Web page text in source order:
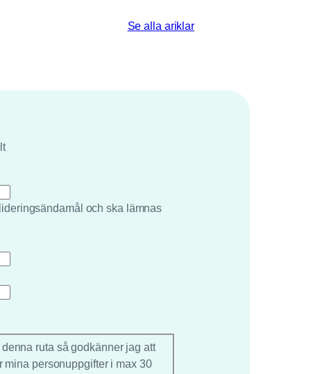
Se alla ariklar
och ska lämnas
ruta så godkänner jag att
mina personuppgifter i max 30